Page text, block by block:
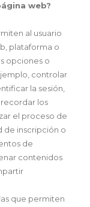
web?
al usuario
plataforma o
opciones o
controlar
la sesión,
los
el proceso de
de inscripción o
de
contenidos
que permiten